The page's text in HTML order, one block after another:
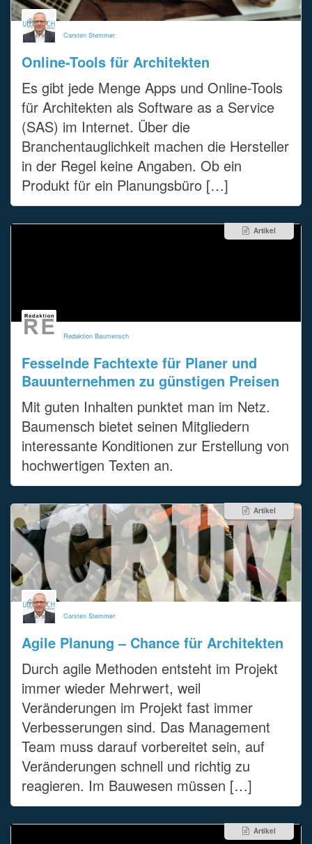
Carsten Stemmer
Online-Tools für Architekten
Es gibt jede Menge Apps und Online-Tools
für Architekten als Software as a Service
(SAS) im Internet. Über die
Branchentauglichkeit machen die Hersteller
in der Regel keine Angaben. Ob ein
Produkt für ein Planungsbüro […]
Artikel
Redaktion Baumensch
Fesselnde Fachtexte für Planer und
Bauunternehmen zu günstigen Preisen
Mit guten Inhalten punktet man im Netz.
Baumensch bietet seinen Mitgliedern
interessante Konditionen zur Erstellung von
hochwertigen Texten an.
Artikel
Carsten Stemmer
Agile Planung – Chance für Architekten
Durch agile Methoden entsteht im Projekt
immer wieder Mehrwert, weil
Veränderungen im Projekt fast immer
Verbesserungen sind. Das Management
Team muss darauf vorbereitet sein, auf
Veränderungen schnell und richtig zu
reagieren. Im Bauwesen müssen […]
Artikel